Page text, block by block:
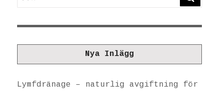
Nya Inlägg
Lymfdränage – naturlig avgiftning för